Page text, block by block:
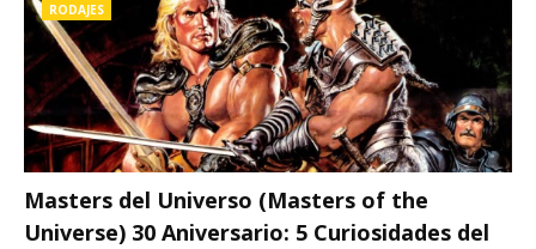
RODAJES
Masters del Universo (Masters of the
Universe) 30 Aniversario: 5 Curiosidades del